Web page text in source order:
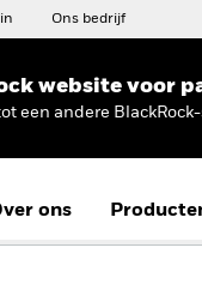
Ons bedrijf
website voor
een andere
ons